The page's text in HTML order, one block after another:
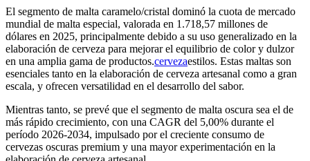
El segmento de malta caramelo/cristal dominó la cuota de mercado
mundial de malta especial, valorada en 1.718,57 millones de
dólares en 2025, principalmente debido a su uso generalizado en la
elaboración de cerveza para mejorar el equilibrio de color y dulzor
en una amplia gama de productos.cervezaestilos. Estas maltas son
esenciales tanto en la elaboración de cerveza artesanal como a gran
escala, y ofrecen versatilidad en el desarrollo del sabor.
Mientras tanto, se prevé que el segmento de malta oscura sea el de
más rápido crecimiento, con una CAGR del 5,00% durante el
período 2026-2034, impulsado por el creciente consumo de
cervezas oscuras premium y una mayor experimentación en la